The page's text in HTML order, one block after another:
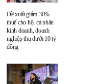
Đề xuất giảm 30%
thuế cho hộ, cá nhân
kinh doanh, doanh
nghiệp thu dưới 10 tỷ
đồng